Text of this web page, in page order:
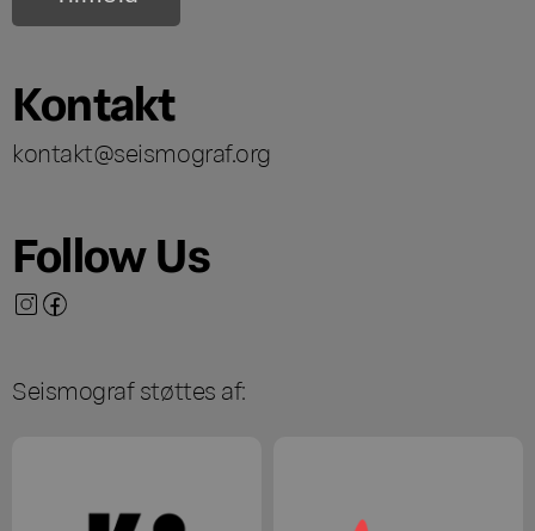
Kontakt
kontakt@seismograf.org
Follow Us
Seismograf støttes af: